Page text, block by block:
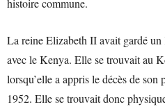
histoire commune.
La reine Elizabeth II avait gardé
avec le Kenya. Elle se trouvait au
lorsqu’elle a appris le décès de
1952. Elle se trouvait donc